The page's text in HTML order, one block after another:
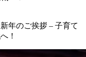
年のご挨拶 – 子育て
！